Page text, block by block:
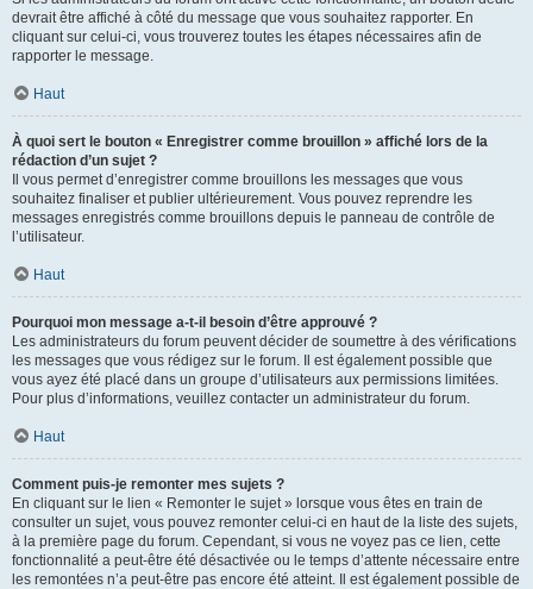
devrait être affiché à côté du message que vous souhaitez rapporter. En
cliquant sur celui-ci, vous trouverez toutes les étapes nécessaires afin de
rapporter le message.
Haut
À quoi sert le bouton « Enregistrer comme brouillon » affiché lors de la
rédaction d’un sujet ?
Il vous permet d’enregistrer comme brouillons les messages que vous
souhaitez finaliser et publier ultérieurement. Vous pouvez reprendre les
messages enregistrés comme brouillons depuis le panneau de contrôle de
l’utilisateur.
Haut
Pourquoi mon message a-t-il besoin d’être approuvé ?
Les administrateurs du forum peuvent décider de soumettre à des vérifications
les messages que vous rédigez sur le forum. Il est également possible que
vous ayez été placé dans un groupe d’utilisateurs aux permissions limitées.
Pour plus d’informations, veuillez contacter un administrateur du forum.
Haut
Comment puis-je remonter mes sujets ?
En cliquant sur le lien « Remonter le sujet » lorsque vous êtes en train de
consulter un sujet, vous pouvez remonter celui-ci en haut de la liste des sujets,
à la première page du forum. Cependant, si vous ne voyez pas ce lien, cette
fonctionnalité a peut-être été désactivée ou le temps d’attente nécessaire entre
les remontées n’a peut-être pas encore été atteint. Il est également possible de